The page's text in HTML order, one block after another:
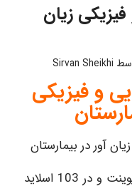
زیان
Sirvan Sheikhi
و فیزیکی
آور در بیمارستان
فایل تهیه شده در قالب فایل پاورپوینت و در 103 اسلاید